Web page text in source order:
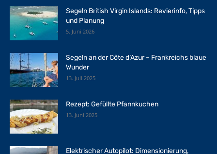
Segeln British Virgin Islands: Revierinfo, Tipps
und Planung
5. Juni 2026
Segeln an der Côte d‘Azur – Frankreichs blaue
Wunder
13. Juli 2025
Rezept: Gefüllte Pfannkuchen
13. Juni 2025
Elektrischer Autopilot: Dimensionierung,